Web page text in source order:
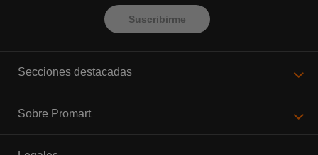
Suscribirme
Secciones destacadas
Sobre Promart